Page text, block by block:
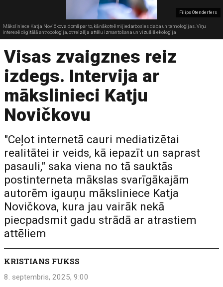
Filips Otenderfers
Māksliniece Katja Novičkova domā par to, kā nākotnē mijiedarbosies daba un tehnoloģijas. Viņu
interesē digitālā antropoloģija, otrreizēja attēlu izmantošana un vizuālā ekoloģija
Visas zvaigznes reiz
izdegs. Intervija ar
mākslinieci Katju
Novičkovu
"Ceļot internetā cauri mediatizētai
realitātei ir veids, kā iepazīt un saprast
pasauli," saka viena no tā sauktās
postinterneta mākslas svarīgākajām
autorēm igauņu māksliniece Katja
Novičkova, kura jau vairāk nekā
piecpadsmit gadu strādā ar atrastiem
attēliem
KRISTIANS FUKSS
8. septembris, 2025, 9:00